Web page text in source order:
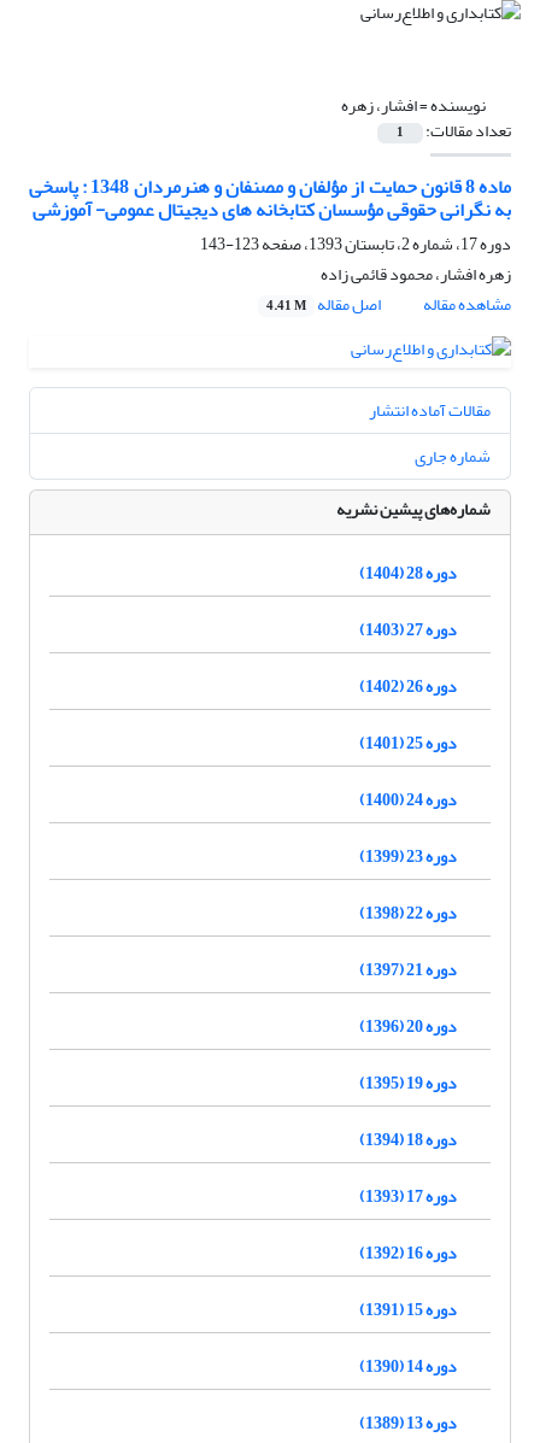
نویسنده =افشار، زهره
تعداد مقالات: 1
ماده 8 قانون حمایت از مؤلفان و مصنفان و هنرمردان 1348 : پاسخی
به نگرانی حقوقی مؤسسان کتابخانه های دیجیتال عمومی- آموزشی
دوره 17، شماره 2، تابستان 1393، صفحه
123-143
زهره افشار، محمود قائمی زاده
مشاهده مقاله
اصل مقاله 4.41 M
مقالات آماده انتشار
شماره جاری
شماره‌های پیشین نشریه
دوره 28 (1404)
دوره 27 (1403)
دوره 26 (1402)
دوره 25 (1401)
دوره 24 (1400)
دوره 23 (1399)
دوره 22 (1398)
دوره 21 (1397)
دوره 20 (1396)
دوره 19 (1395)
دوره 18 (1394)
دوره 17 (1393)
دوره 16 (1392)
دوره 15 (1391)
دوره 14 (1390)
دوره 13 (1389)